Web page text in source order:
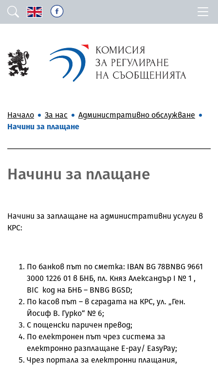
Начало За нас
Административно обслужване
Начини за плащане
Начини за плащане
Начини за заплащане на административни услуги в
КРС:
По банков път по сметка: IBAN BG 78BNBG 9661
3000 1226 01 в БНБ, пл. Княз Александър I № 1 ,
BIC код на БНБ – BNBG BGSD;
По касов път – в сградата на КРС, ул. „Ген.
Йосиф В. Гурко“ № 6;
С пощенски паричен превод;
По електронен път чрез система за
електронно разплащане E-pay/ EasyPay;
Чрез портала за електронни плащания,